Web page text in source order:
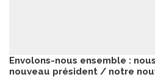
Envolons-nous ensemble :
nouveau président / notre